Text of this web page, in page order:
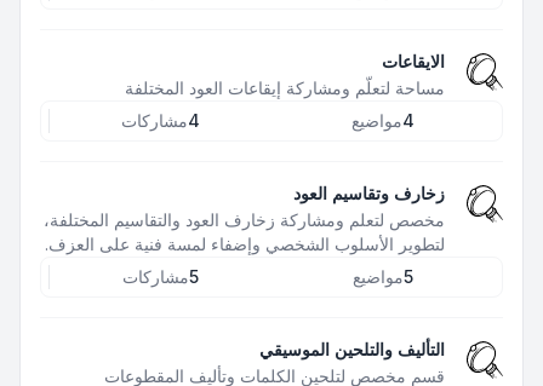
الايقاعات
مساحة لتعلّم ومشاركة إيقاعات العود المختلفة
4مواضيع 4مشاركات
زخارف وتقاسيم العود
مخصص لتعلم ومشاركة زخارف العود والتقاسيم المختلفة،
لتطوير الأسلوب الشخصي وإضفاء لمسة فنية على العزف.
5مواضيع 5مشاركات
التأليف والتلحين الموسيقي
قسم مخصص لتلحين الكلمات وتأليف المقطوعات